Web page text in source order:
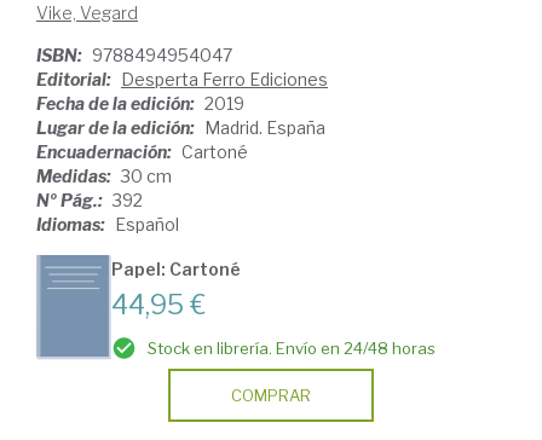
Vike, Vegard
ISBN: 9788494954047
Editorial: Desperta Ferro Ediciones
Fecha de la edición: 2019
Lugar de la edición: Madrid. España
Encuadernación: Cartoné
Medidas: 30 cm
Nº Pág.: 392
Idiomas: Español
Papel: Cartoné
44,95 €
Stock en librería. Envío en 24/48 horas
COMPRAR